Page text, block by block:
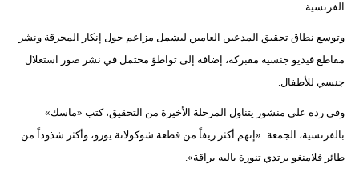
فيديو
الفرنسية.
وتوسع نطاق تحقيق المدعين العامين ليشمل مزاعم حول إنكار المحرقة ونشر
مقاطع فيديو جنسية مفبركة، إضافة إلى تواطؤ محتمل في نشر صور استغلال
جنسي للأطفال.
وفي رده على منشور يتناول المرحلة الأخيرة من التحقيق، كتب «ماسك»
بالفرنسية، الجمعة: «إنهم أكثر زيفاً من قطعة شوكولاتة يورو، وأكثر شذوذاً من
طائر فلامنغو يرتدي تنورة باليه براقة».